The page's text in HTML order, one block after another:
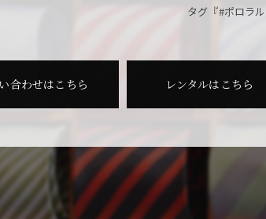
タグ『#ポロラ
合わせはこちら レンタルはこちら